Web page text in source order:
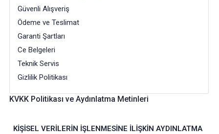
Güvenli Alışveriş
Ödeme ve Teslimat
Garanti Şartları
Ce Belgeleri
Teknik Servis
Gizlilik Politikası
KVKK Politikası ve Aydınlatma Metinleri
KİŞİSEL VERİLERİN İŞLENMESİNE İLİŞKİN AYDINLATMA